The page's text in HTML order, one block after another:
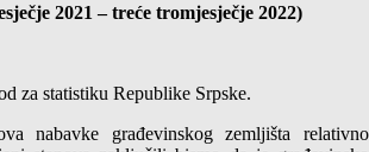
2021 – treće tromjesječje 2022)
za statistiku Republike Srpske.
nabavke građevinskog zemljišta relativno